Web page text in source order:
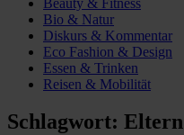
Bio & Natur
Diskurs & Kommentar
Eco Fashion & Design
Essen & Trinken
Reisen & Mobilität
Schlagwort: Eltern